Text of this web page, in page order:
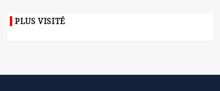
PLUS VISITÉ